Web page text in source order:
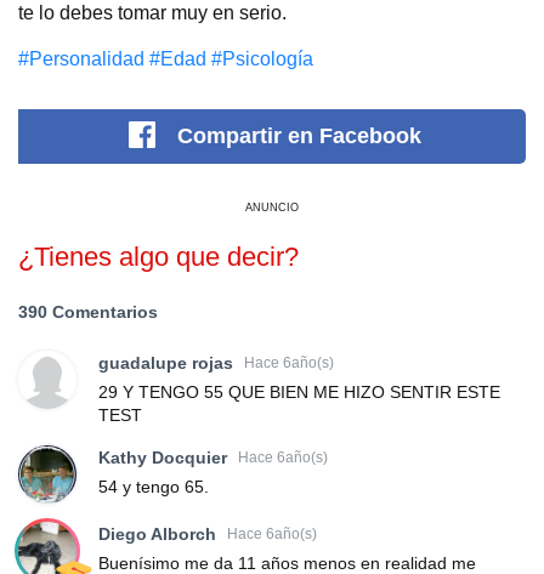
te lo debes tomar muy en serio.
#Personalidad #Edad #Psicología
Compartir en Facebook
ANUNCIO
¿Tienes algo que decir?
390 Comentarios
guadalupe rojas Hace 6año(s)
29 Y TENGO 55 QUE BIEN ME HIZO SENTIR ESTE
TEST
Kathy Docquier Hace 6año(s)
54 y tengo 65.
Diego Alborch Hace 6año(s)
Buenísimo me da 11 años menos en realidad me